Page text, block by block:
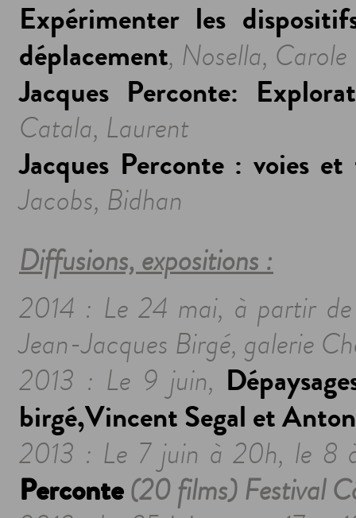
Expérimenter les
déplacement, Nosella, Carole
Jacques Perconte:
Catala, Laurent
Jacques Perconte : voies
Jacobs, Bidhan
Diffusions, expositions :
2014 : Le 24 mai, à partir de
Jean-Jacques Birgé, galerie
2013 : Le 9 juin,
birgé,Vincent Segal et
2013 : Le 7 juin à 20h, le 8
Perconte(20 films) Festival